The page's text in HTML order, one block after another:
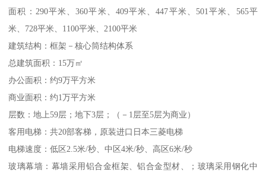
面积：290平米、360平米、409平米、447平米、501平米、565平
米、728平米、1100平米、2100平米
建筑结构：框架－核心筒结构体系
总建筑面积：15万㎡
办公面积：约9万平方米
商业面积：约1万平方米
层数：地上59层；地下3层；（－1层至5层为商业）
客用电梯：共20部客梯，原装进口日本三菱电梯
电梯速度：低区2.5米/秒、中区4米/秒、高区6米/秒
玻璃幕墙：幕墙采用铝合金框架、铝合金型材、；玻璃采用钢化中